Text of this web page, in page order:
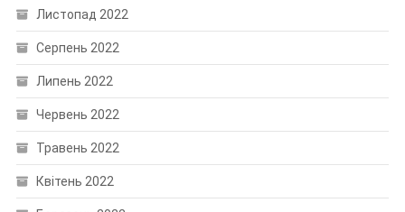
Листопад 2022
Серпень 2022
Липень 2022
Червень 2022
Травень 2022
Квітень 2022